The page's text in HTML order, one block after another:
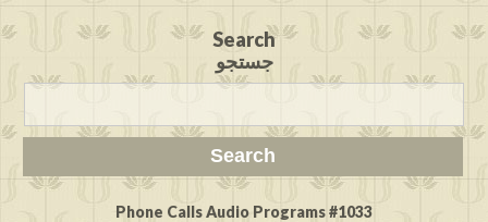
Search
جستجو
Phone Calls Audio Programs #1033